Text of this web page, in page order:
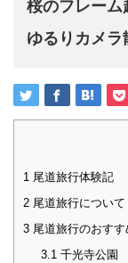
桜のフレーム
ゆるりカメラ
1 尾道旅行体験記
2 尾道旅行について
3 尾道旅行のおすす
3.1 千光寺公園